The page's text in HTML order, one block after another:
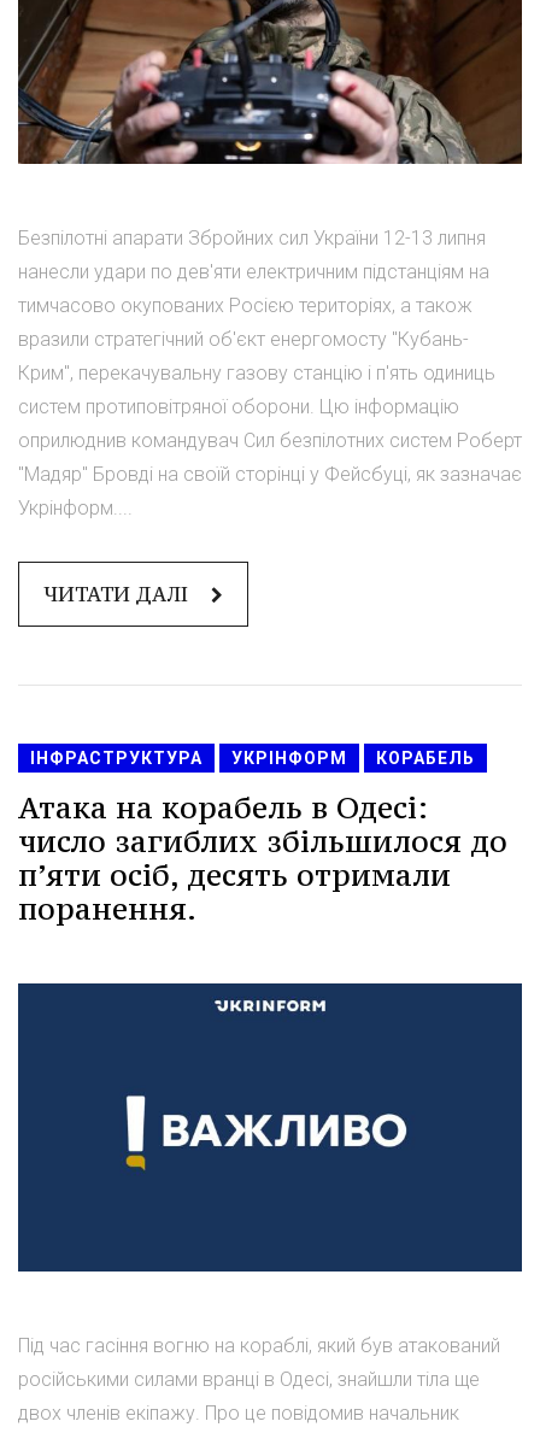
Безпілотні апарати Збройних сил України 12-13 липня
нанесли удари по дев'яти електричним підстанціям на
тимчасово окупованих Росією територіях, а також
вразили стратегічний об'єкт енергомосту "Кубань-
Крим", перекачувальну газову станцію і п'ять одиниць
систем протиповітряної оборони. Цю інформацію
оприлюднив командувач Сил безпілотних систем Роберт
"Мадяр" Бровді на своїй сторінці у Фейсбуці, як зазначає
Укрінформ....
ЧИТАТИ ДАЛІ
ІНФРАСТРУКТУРА УКРІНФОРМ КОРАБЕЛЬ
Атака на корабель в Одесі:
число загиблих збільшилося до
пʼяти осіб, десять отримали
поранення.
Під час гасіння вогню на кораблі, який був атакований
російськими силами вранці в Одесі, знайшли тіла ще
двох членів екіпажу. Про це повідомив начальник